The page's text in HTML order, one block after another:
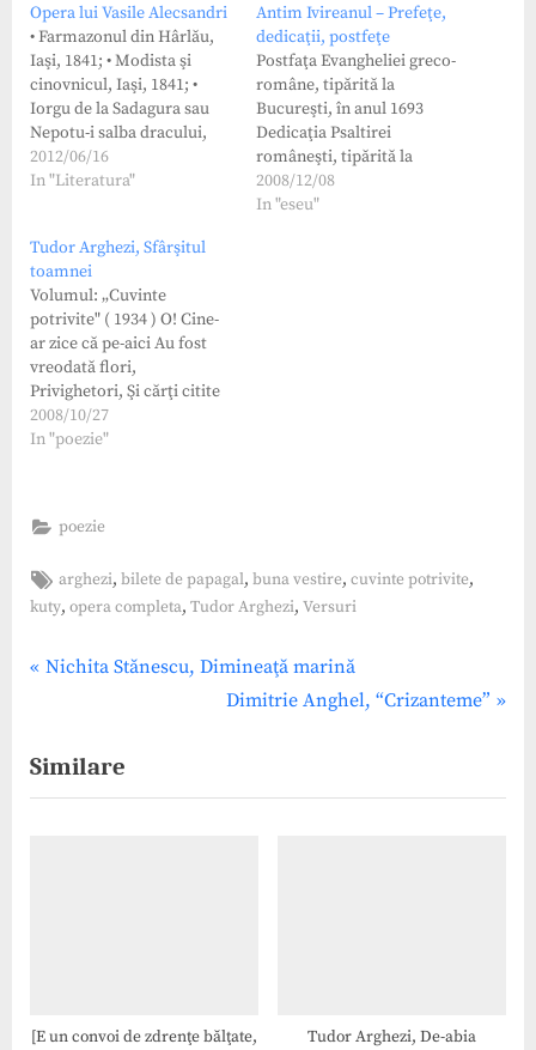
Opera lui Vasile Alecsandri
• Farmazonul din Hârlău,
Iaşi, 1841; • Modista şi
cinovnicul, Iaşi, 1841; •
Iorgu de la Sadagura sau
Nepotu-i salba dracului,
Iaşi, 1844; • Creditorii, Iaşi,
1845; • Un rămăşag, Iaşi,
Iaşi, 1850; • Repertoriul
dramatic a d-lui..., I, Iaşi,…
2012/06/16
In "Literatura"
Antim Ivireanul – Prefeţe,
dedicaţii, postfeţe
Postfaţa Evangheliei greco-
române, tipărită la
Bucureşti, în anul 1693
Dedicaţia Psaltirei
româneşti, tipărită la
Bucureşti, în anul 1694
Dedicaţie la cartea lui Ioan
2008/12/08
In "eseu"
Tudor Arghezi, Sfârşitul
toamnei
Volumul: „Cuvinte
potrivite" ( 1934 ) O! Cine-
ar zice că pe-aici Au fost
vreodată flori,
Privighetori, Şi cărţi citite
cu ochi mici, În care latele
panglici Întorsu-s-au de-
bolnavi; Şi-n legănarea
negrii…
2008/10/27
In "poezie"
poezie
Tags:
arghezi,bilete de papagal,buna vestire,cuvinte potrivite,
kuty, opera completa, Tudor Arghezi, Versuri
Post
P
v
i
t
Nichita Stănescu, Dimineaţă marină
N
t
Dimitrie Anghel, “Crizanteme”
Similare
[E un convoi de zdrenţe bălţate,
Tudor Arghezi, De-abia